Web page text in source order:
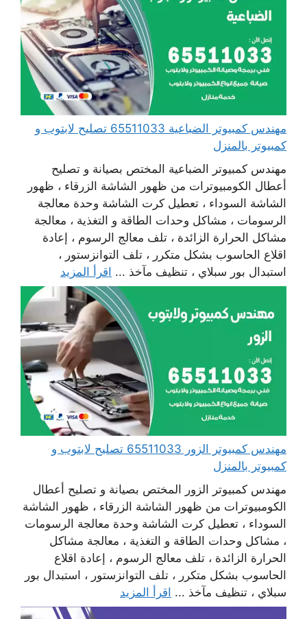
مهندس كمبيوتر الضباعية 65511033 تصليح لابتوب و
كمبيوتر بالمنزل
مهندس كمبيوتر الضباعية المختص بصيانة و تصليح
أعطال الكومبيوترات من ظهور الشاشة الزرقاء ، ظهور
الشاشة السوداء ، تعطيل كرت الشاشة وحدة معالجة
الرسومات ، مشاكل وحدات الطاقة و التغذية ، معالجة
مشاكل الحرارة الزائدة ، تلف معالج الرسوم ، إعادة
اقلاع الحاسوب بشكل متكرر ، تلف التوانزستور ،
استبدال بور سبلاي ، تنظيف مآخذ ... اقرأ المزيد
مهندس كمبيوتر الزور 65511033 تصليح لابتوب و
كمبيوتر بالمنزل
مهندس كمبيوتر الزور المختص بصيانة و تصليح أعطال
الكومبيوترات من ظهور الشاشة الزرقاء ، ظهور الشاشة
السوداء ، تعطيل كرت الشاشة وحدة معالجة الرسومات
، مشاكل وحدات الطاقة و التغذية ، معالجة مشاكل
الحرارة الزائدة ، تلف معالج الرسوم ، إعادة اقلاع
الحاسوب بشكل متكرر ، تلف التوانزستور ، استبدال بور
سبلاي ، تنظيف مآخذ ... اقرأ المزيد